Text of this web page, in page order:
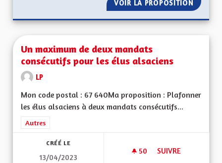
VOIR LA PROPOSITION LE
Un maximum de deux mandats
consécutifs pour les élus alsaciens
LP
Mon code postal : 67 640Ma proposition : Plafonner
les élus alsaciens à deux mandats consécutifs...
Filtrer les résultats de la catégorie : Autres
Autres
CRÉÉ LE
13/04/2023
50 50 ABONNÉS
SUIVRE